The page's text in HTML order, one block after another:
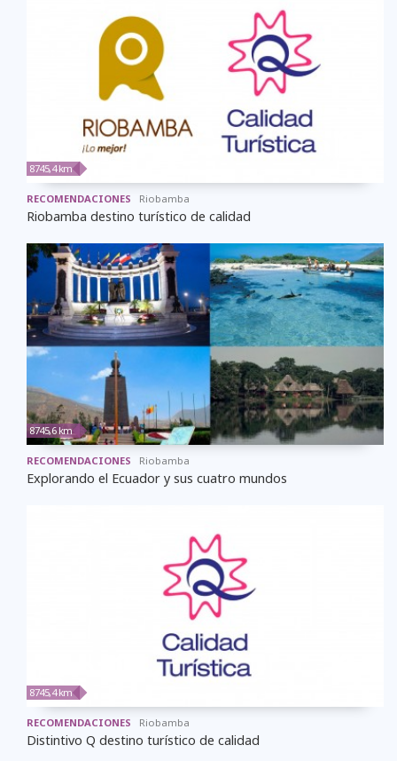
8745,4 km
RECOMENDACIONES Riobamba
Riobamba destino turístico de calidad
8745,6 km
RECOMENDACIONES Riobamba
Explorando el Ecuador y sus cuatro mundos
8745,4 km
RECOMENDACIONES Riobamba
Distintivo Q destino turístico de calidad